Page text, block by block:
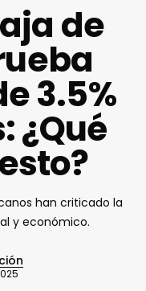
de
3.5%
¿Qué
han criticado la
y económico.